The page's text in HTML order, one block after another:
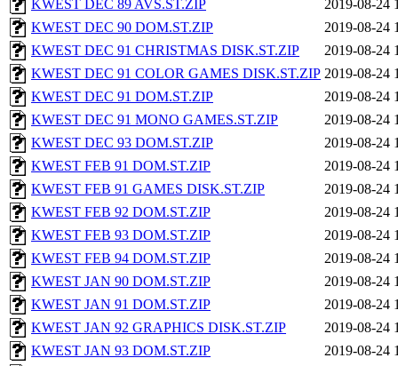
KWEST DEC 89 AVS.ST.ZIP
2019-08-24
KWEST DEC 90 DOM.ST.ZIP
2019-08-24
KWEST DEC 91 CHRISTMAS DISK.ST.ZIP
2019-08-24
KWEST DEC 91 COLOR GAMES DISK.ST.ZIP 2019-08-24
KWEST DEC 91 DOM.ST.ZIP
2019-08-24
KWEST DEC 91 MONO GAMES.ST.ZIP
2019-08-24
KWEST DEC 93 DOM.ST.ZIP
2019-08-24
KWEST FEB 91 DOM.ST.ZIP
2019-08-24
KWEST FEB 91 GAMES DISK.ST.ZIP
2019-08-24
KWEST FEB 92 DOM.ST.ZIP
2019-08-24
KWEST FEB 93 DOM.ST.ZIP
2019-08-24
KWEST FEB 94 DOM.ST.ZIP
2019-08-24
KWEST JAN 90 DOM.ST.ZIP
2019-08-24
KWEST JAN 91 DOM.ST.ZIP
2019-08-24
KWEST JAN 92 GRAPHICS DISK.ST.ZIP
2019-08-24
KWEST JAN 93 DOM.ST.ZIP
2019-08-24